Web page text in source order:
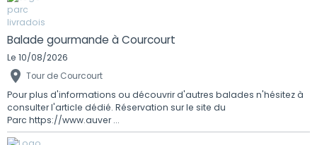
Balade gourmande à Courcourt
Le 10/08/2026
Tour de Courcourt
Pour plus d'informations ou découvrir d'autres balades n'hésitez à
consulter l'article dédié. Réservation sur le site du
Parc https://www.auver ...